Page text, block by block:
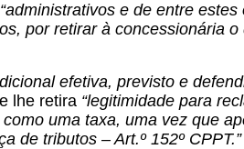
e de entre estes
por retirar à concessionária
efetiva, previsto e
lhe retira “legitimidade para
uma taxa, uma vez que
de tributos – Art.º 152º CPPT.”